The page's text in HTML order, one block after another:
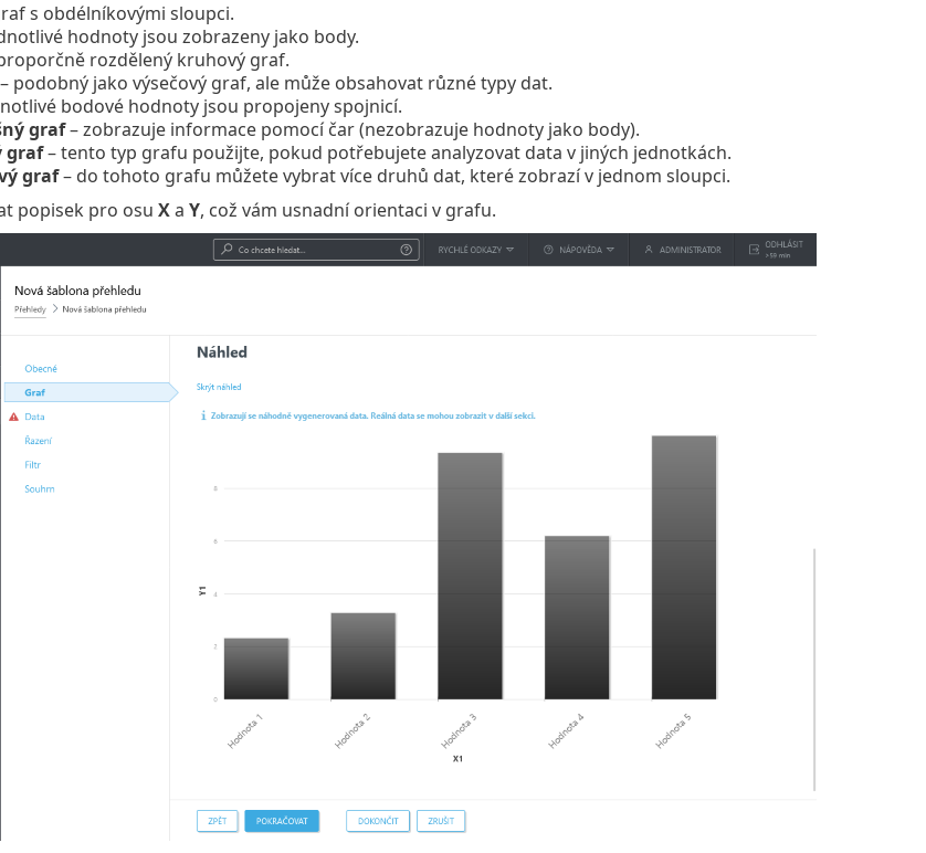
s obdélníkovými sloupci.
hodnoty jsou zobrazeny jako body.
rozdělený kruhový graf.
– podobný jako výsečový graf, ale může obsahovat různé typy dat.
bodové hodnoty jsou propojeny spojnicí.
graf– zobrazuje informace pomocí čar (nezobrazuje hodnoty jako body).
graf– tento typ grafu použijte, pokud potřebujete analyzovat data v jiných jednotkách.
graf– do tohoto grafu můžete vybrat více druhů dat, které zobrazí v jednom sloupci.
popisek pro osu Xa Y, což vám usnadní orientaci v grafu.